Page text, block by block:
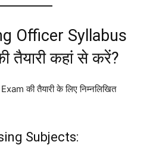
Officer Syllabus
तैयारी कहां से करें?
की तैयारी के लिए निम्नलिखित
Subjects: